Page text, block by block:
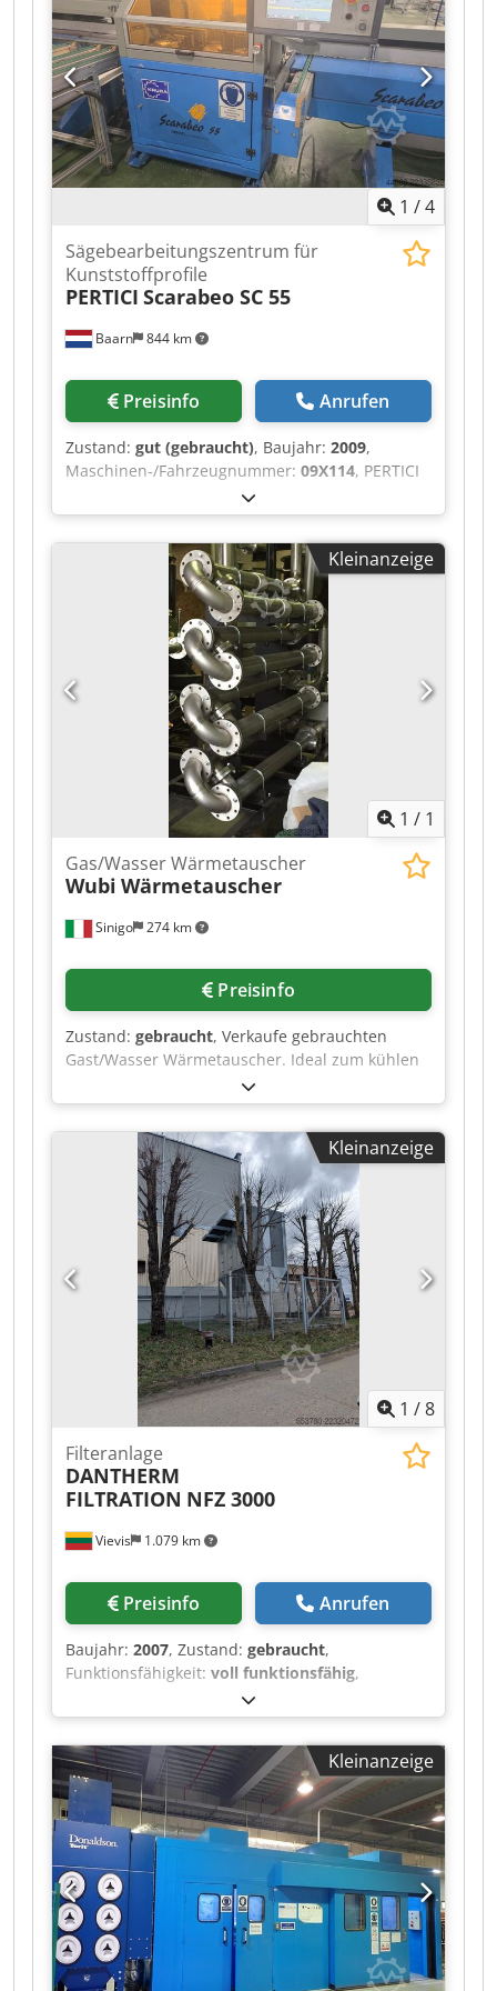
Königsbach-Stein
1 /4
Baarn 844 km
Sägebearbeitungszentrum für
Kunststoffprofile
PERTICI Scarabeo SC 55
Preisinfo Anrufen
Zustand: gut (gebraucht), Baujahr: 2009,
Maschinen-/Fahrzeugnummer: 09X114, PERTICI
Sägezentrum für Kunststoffprofile Scarabeo SC
55. Ohne Absauganlage. Dodpfx Adszlym Eorjkr
Kleinanzeige
1 / 1
Sinigo 274 km
Gas/Wasser Wärmetauscher
Wubi Wärmetauscher
Preisinfo
Zustand: gebraucht, Verkaufe gebrauchten
Gast/Wasser Wärmetauscher. Ideal zum kühlen
von Holzgas oder anderen Gasen. Komplett aus
Edelstahl. Dodpfxozlhfce Adrskr
Kleinanzeige
1 /8
Vievis 1.079 km
Filteranlage
DANTHERM
FILTRATION NFZ 3000
Preisinfo Anrufen
Baujahr: 2007, Zustand: gebraucht,
Funktionsfähigkeit: voll funktionsfähig,
DANTHERM NFZ 3000 (Baujahr 2007) Zu
verkaufen: Zuverlässige und leistungsstarke
Staubabsaugungsanlage (Luftfilteranlage),
geeignet für die Holzbearbeitung,
Möbelherstellung und andere industrielle
Anwendungen. Technische Daten: Filterfläche:
ca. 150 m² Modell: NFZ 3000 Baujahr: 2007
Auffangbeutel: 6 Stück Ventilatoren: 3 Stück (3
Sektionen) Luftfördermenge: ca. 9.000 m³/h
Anschlussdurchmesser: Ø 630 mm
Abmessungen: Länge: 3.600 mm Breite: 2.400
mm (+ ca. 1.000 mm Überstand der Ventilatoren)
Höhe: 5.400 mm Die Anlage ist für eine effiziente
Kleinanzeige